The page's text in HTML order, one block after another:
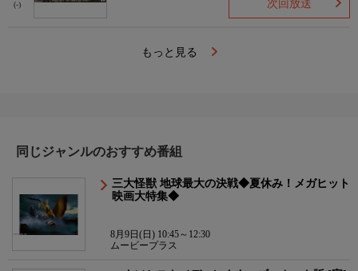
(-) 次回放送
もっと見る
同じジャンルのおすすめ番組
三大怪獣 地球最大の決戦◆夏休み！メガヒット
映画大特集◆
8月9日(日) 10:45～12:30
ムービープラス